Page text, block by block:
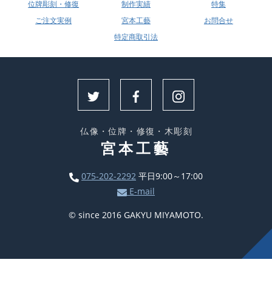
位牌彫刻・修復
制作実績
特集
ご注文実例
宮本工藝
お問合せ
特定商取引法
仏像・位牌・修復・木彫刻
宮本工藝
075-202-2292 平日9:00～17:00
E-mail
© since 2016 GAKYU MIYAMOTO.